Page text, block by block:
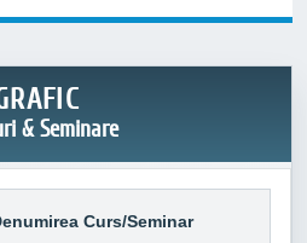
& Seminare
Curs/Seminar